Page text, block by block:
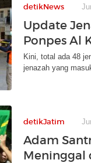
detikNews
Update
Ponpes Al
Kini, total ada 48
jenazah yang
detikJatim
Adam
Meninggal